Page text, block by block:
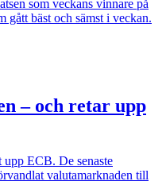
som veckans vinnare på
gått bäst och sämst i veckan.
– och retar upp
ECB. De senaste
valutamarknaden till